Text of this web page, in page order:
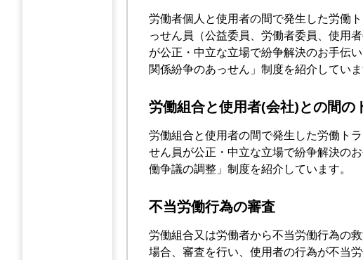
労働者個人と使用者の間で発生した労働
っせん員（公益委員、労働者委員、使用者
が公正・中立な立場で紛争解決のお手伝
関係紛争のあっせん」制度を紹介していま
労働組合と使用者(会社)との間の
労働組合と使用者の間で発生した労働ト
せん員が公正・中立な立場で紛争解決の
働争議の調整」制度を紹介しています。
不当労働行為の審査
労働組合又は労働者から不当労働行為の
場合、審査を行い、使用者の行為が不当